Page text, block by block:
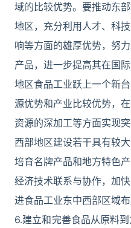
域的比较优势。要推动东
地区，充分利用人才、科
响等方面的雄厚优势，努
产品，进一步提高其在国
地区食品工业跃上一个新
源优势和产业比较优势，
资源的深加工等方面实现
西部地区建设若干具有较
培育名牌产品和地方特色
经济技术联系与协作，加
进食品工业东中西部区域布
6.建立和完善食品从原料